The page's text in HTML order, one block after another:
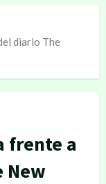
diario The
frente a
New